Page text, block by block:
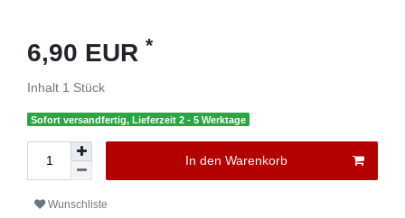
6,90 EUR *
Inhalt 1 Stück
Sofort versandfertig, Lieferzeit 2 - 5 Werktage
In den Warenkorb
Wunschliste